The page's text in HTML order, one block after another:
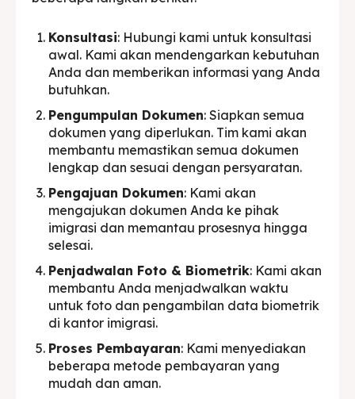
Konsultasi: Hubungi kami untuk konsultasi
awal. Kami akan mendengarkan kebutuhan
Anda dan memberikan informasi yang Anda
butuhkan.
Pengumpulan Dokumen: Siapkan semua
dokumen yang diperlukan. Tim kami akan
membantu memastikan semua dokumen
lengkap dan sesuai dengan persyaratan.
Pengajuan Dokumen: Kami akan
mengajukan dokumen Anda ke pihak
imigrasi dan memantau prosesnya hingga
selesai.
Penjadwalan Foto & Biometrik: Kami akan
membantu Anda menjadwalkan waktu
untuk foto dan pengambilan data biometrik
di kantor imigrasi.
Proses Pembayaran: Kami menyediakan
beberapa metode pembayaran yang
mudah dan aman.